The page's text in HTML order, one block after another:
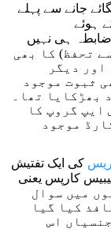
جانے سے پہلے
ہوئے
ضابطہ ہی نہیں
حراست سے تحفظ) کا بھی
دیگر
ثبوت موجود
بھڑکایا تھا۔
ایپ گروپ کا
موجود
کی ایک تفتیش
چلا تھا کہ الہ آباد ہائی کورٹ نے 120ہیبیس کارپس یعنی
میں سے 94 معاملوں میں سوال
کیا گیا
اس